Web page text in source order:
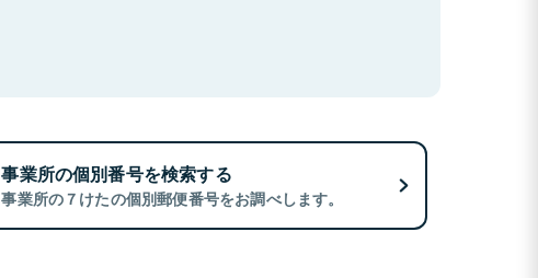
事業所の個別番号を検索する
事業所の７けたの個別郵便番号をお調べします。